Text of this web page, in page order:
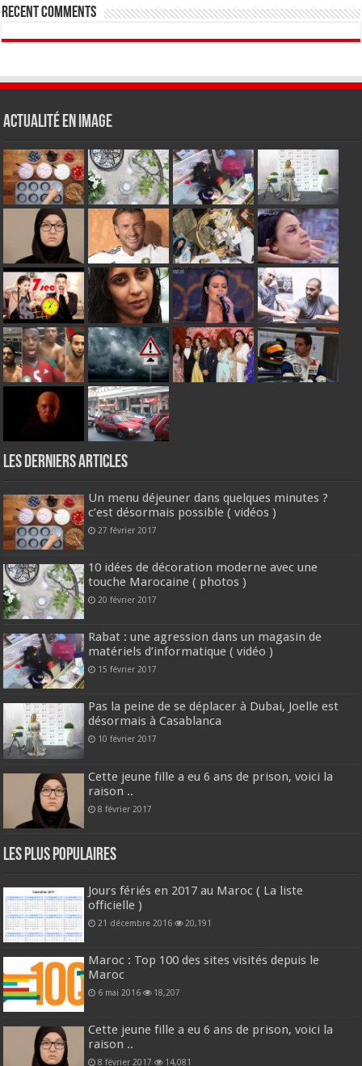
Recent Comments
Actualité en Image
Les derniers articles
Un menu déjeuner dans quelques minutes ?
c’est désormais possible ( vidéos )
27 février 2017
10 idées de décoration moderne avec une
touche Marocaine ( photos )
20 février 2017
Rabat : une agression dans un magasin de
matériels d’informatique ( vidéo )
15 février 2017
Pas la peine de se déplacer à Dubai, Joelle est
désormais à Casablanca
10 février 2017
Cette jeune fille a eu 6 ans de prison, voici la
raison ..
8 février 2017
Les plus populaires
Jours fériés en 2017 au Maroc ( La liste
officielle )
21 décembre 2016 20,191
Maroc : Top 100 des sites visités depuis le
Maroc
6 mai 2016 18,207
Cette jeune fille a eu 6 ans de prison, voici la
raison ..
8 février 2017 14,081